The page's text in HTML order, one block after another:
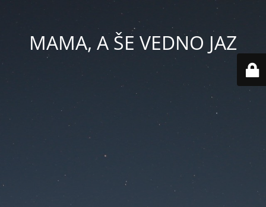
MAMA, A ŠE VEDNO JAZ